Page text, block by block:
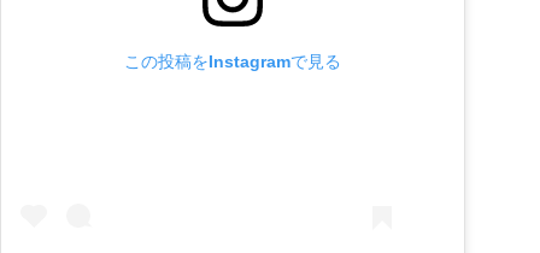
この投稿をInstagramで見る